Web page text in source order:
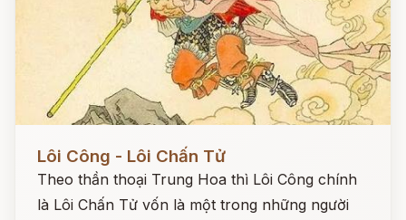
Lôi Công - Lôi Chấn Tử
Theo thần thoại Trung Hoa thì Lôi Công chính
là Lôi Chấn Tử vốn là một trong những người